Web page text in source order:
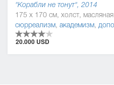
"Корабли не тонут", 2014
175 x 170 см, холст,
сюрреализм, академизм,
20.000 USD